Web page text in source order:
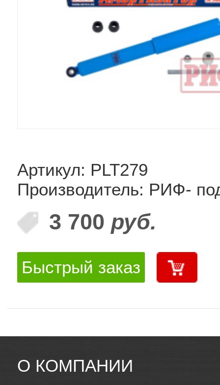
Артикул: PLT279
Производитель: РИФ-
3 700 руб.
Быстрый заказ
О КОМПАНИИ